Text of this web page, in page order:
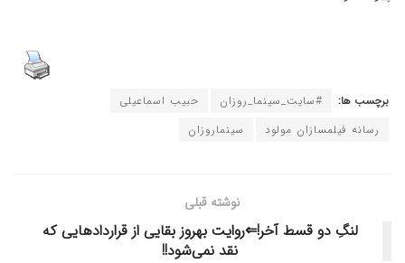
برچسب ها: #سایت_سینما_روزان
حبیب اسماعیلی
رسانه فیلمسازان مولود
سینماروزان
نوشته قبلی
لنگِ دو قسط آخر!⇐روایت بهروز بقایی از قراردادهایی که
نقد نمی‌شود!!